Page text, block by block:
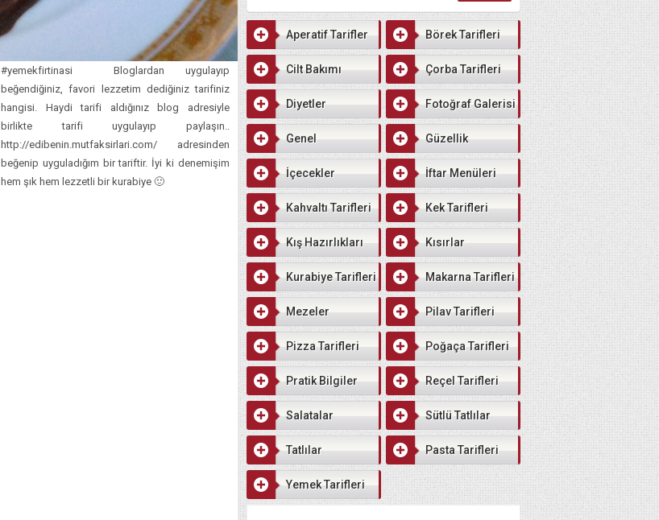
#yemekfirtinasi Bloglardan uygulayıp
beğendiğiniz, favori lezzetim dediğiniz tarifiniz
hangisi. Haydi tarifi aldığınız blog adresiyle
birlikte tarifi uygulayıp paylaşın..
http://edibenin.mutfaksirlari.com/ adresinden
beğenip uyguladığım bir tariftir. İyi ki denemişim
hem şık hem lezzetli bir kurabiye 🙂
Aperatif Tarifler Börek Tarifleri
Cilt Bakımı Çorba Tarifleri
Diyetler Fotoğraf Galerisi
Genel Güzellik
İçecekler İftar Menüleri
Kahvaltı Tarifleri Kek Tarifleri
Kış Hazırlıkları Kısırlar
Kurabiye Tarifleri Makarna Tarifleri
Mezeler Pilav Tarifleri
Pizza Tarifleri Poğaça Tarifleri
Pratik Bilgiler Reçel Tarifleri
Salatalar Sütlü Tatlılar
Tatlılar Pasta Tarifleri
Yemek Tarifleri